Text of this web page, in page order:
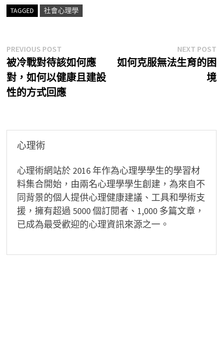
TAGGED 社會心理學
文
章
導
PREVIOUS POSTPrevious
post:
被冷戰對待該如何應
對，如何以健康且建設
性的方式回應
NEXT POST
如何克服無法生育的困
境
心理術
心理術網站於 2016 年作為心理學學生的學習材
料集合開始，由兩名心理學學生創建，為來自不
同背景的個人提供心理健康建議、工具和學術支
援，擁有超過 5000 個訂閱者、1,000 多篇文章，
已成為最受歡迎的心理資訊來源之一。